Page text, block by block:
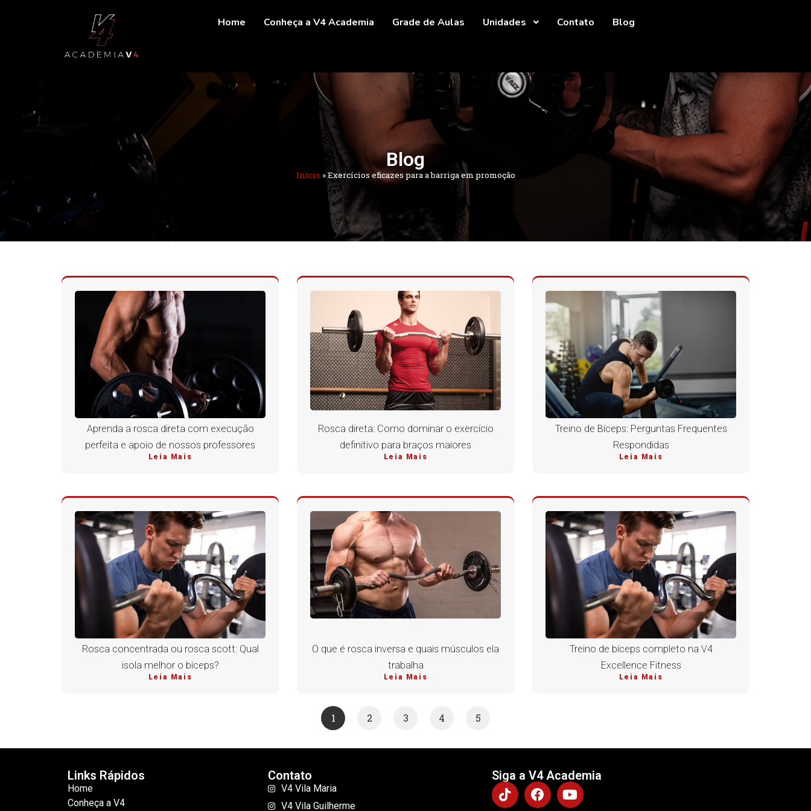
Home Conheça a V4 Academia Grade de Aulas Unidades Contato Blog
Blog
Início »Exercícios eficazes para a barriga em promoção
Aprenda a rosca direta com execução
perfeita e apoio de nossos professores
Leia Mais
Rosca direta: Como dominar o exercício
definitivo para braços maiores
Leia Mais
Treino de Bíceps: Perguntas Frequentes
Respondidas
Leia Mais
Rosca concentrada ou rosca scott: Qual
isola melhor o bíceps?
Leia Mais
O que é rosca inversa e quais músculos ela
trabalha
Leia Mais
Treino de bíceps completo na V4
Excellence Fitness
Leia Mais
1 2 3 4 5
Links Rápidos
Home
Conheça a V4
Contato
V4 Vila Maria
V4 Vila Guilherme
Siga a V4 Academia